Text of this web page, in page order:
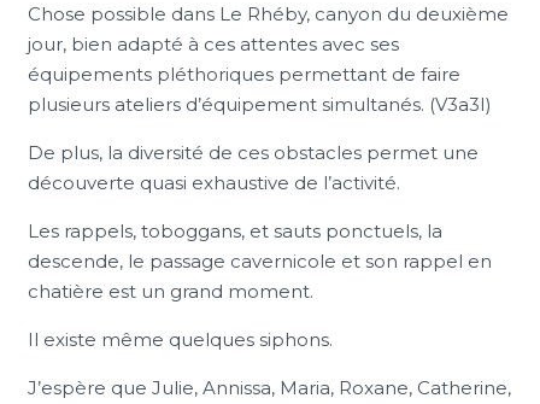
Chose possible dans Le Rhéby, canyon du deuxième
jour, bien adapté à ces attentes avec ses
équipements pléthoriques permettant de faire
plusieurs ateliers d’équipement simultanés. (V3a3I)
De plus, la diversité de ces obstacles permet une
découverte quasi exhaustive de l’activité.
Les rappels, toboggans, et sauts ponctuels, la
descende, le passage cavernicole et son rappel en
chatière est un grand moment.
Il existe même quelques siphons.
J’espère que Julie, Annissa, Maria, Roxane, Catherine,